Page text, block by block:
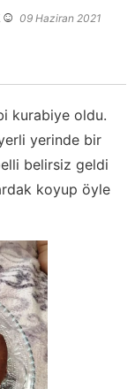
09 Haziran 2021
kurabiye oldu.
yerinde bir
belirsiz geldi
koyup öyle